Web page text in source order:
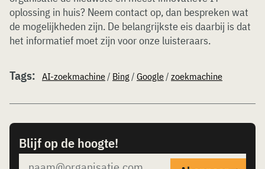
oplossing in huis? Neem contact op, dan bespreken wat
de mogelijkheden zijn. De belangrijkste eis daarbij is dat
het informatief moet zijn voor onze luisteraars.
Tags: AI-zoekmachine/ Bing/ Google/ zoekmachine
Blijf op de hoogte!